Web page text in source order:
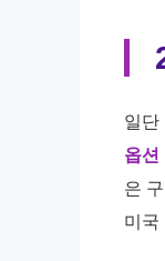
일단
옵션
은
미국